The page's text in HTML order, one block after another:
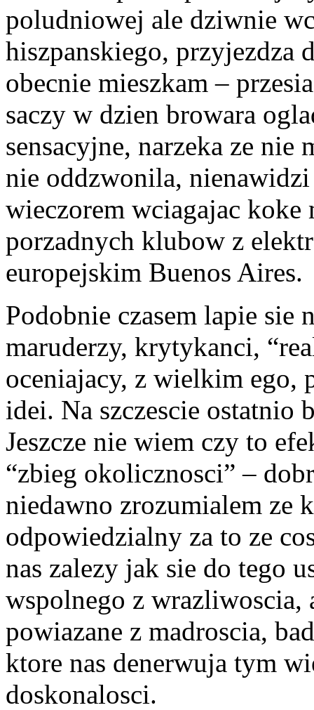
poludniowej ale dziwnie
hiszpanskiego, przyjezdza
obecnie mieszkam –
saczy w dzien browara
sensacyjne, narzeka ze
nie oddzwonila,
wieczorem wciagajac koke
porzadnych klubow z
europejskim Buenos Aires.
Podobnie czasem lapie sie
maruderzy, krytykanci,
oceniajacy, z wielkim ego,
idei. Na szczescie ostatnio
Jeszcze nie wiem czy to
“zbieg okolicznosci” –
niedawno zrozumialem ze
odpowiedzialny za to ze
nas zalezy jak sie do tego
wspolnego z wrazliwoscia,
powiazane z madroscia,
ktore nas denerwuja tym
doskonalosci.